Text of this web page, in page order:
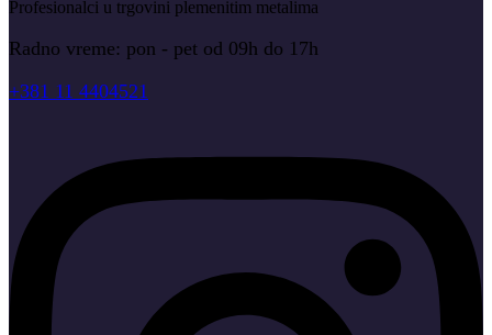
Profesionalci u trgovini plemenitim metalima
Radno vreme: pon - pet od 09h do 17h
+381 11 4404521